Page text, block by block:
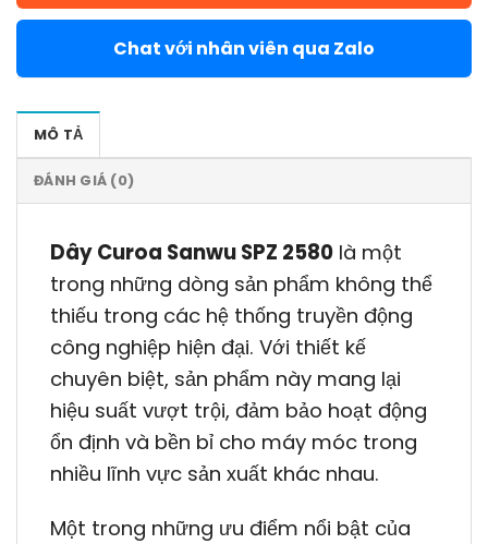
Chat với nhân viên qua Zalo
MÔ TẢ
ĐÁNH GIÁ (0)
Dây Curoa Sanwu SPZ 2580 là một
trong những dòng sản phẩm không thể
thiếu trong các hệ thống truyền động
công nghiệp hiện đại. Với thiết kế
chuyên biệt, sản phẩm này mang lại
hiệu suất vượt trội, đảm bảo hoạt động
ổn định và bền bỉ cho máy móc trong
nhiều lĩnh vực sản xuất khác nhau.
Một trong những ưu điểm nổi bật của